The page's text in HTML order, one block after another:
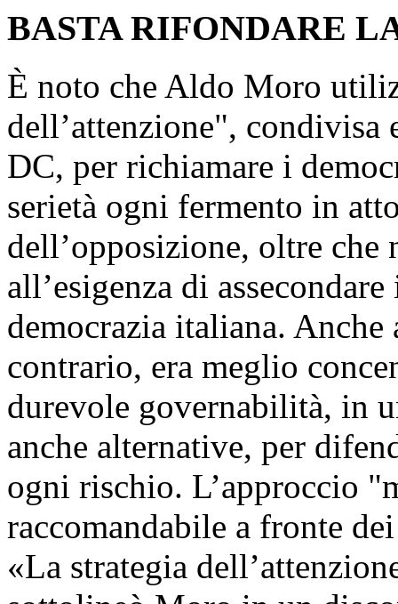
BASTA RIFONDARE
È noto che Aldo Moro
dell’attenzione", condivisa
DC, per richiamare i
serietà ogni fermento in
dell’opposizione, oltre
all’esigenza di
democrazia italiana.
contrario, era meglio
durevole governabilità, in
anche alternative, per
ogni rischio. L’approccio
raccomandabile a fronte
«La strategia